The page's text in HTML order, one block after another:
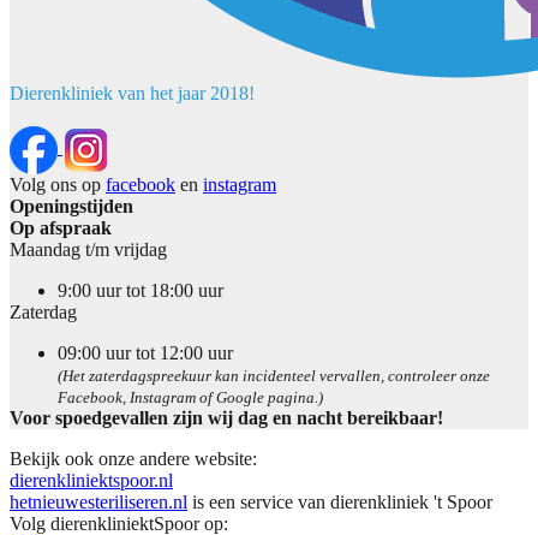
Dierenkliniek van het jaar 2018!
Volg ons op facebook en instagram
Openingstijden
Op afspraak
Maandag t/m vrijdag
9:00 uur tot 18:00 uur
Zaterdag
09:00 uur tot 12:00 uur
(Het zaterdagspreekuur kan incidenteel vervallen, controleer onze
Facebook, Instagram of Google pagina.)
Voor spoedgevallen zijn wij dag en nacht bereikbaar!
Bekijk ook onze andere website:
dierenkliniektspoor.nl
hetnieuwesteriliseren.nl is een service van dierenkliniek 't Spoor
Volg dierenkliniektSpoor op: